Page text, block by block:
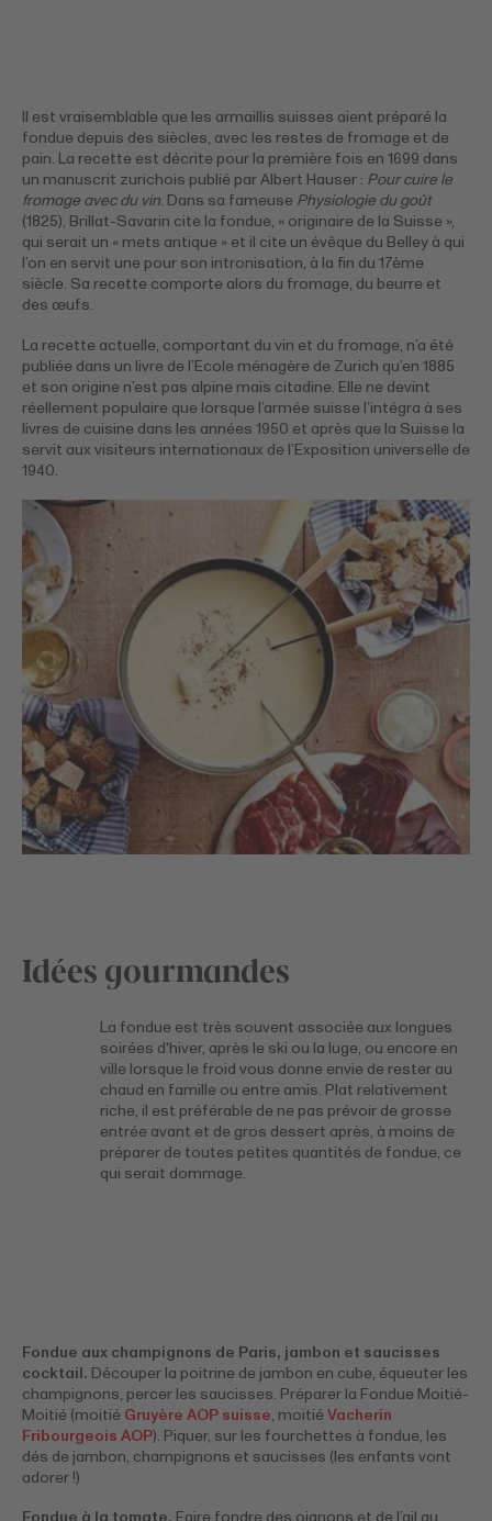
Il est vraisemblable que les armaillis suisses aient préparé la
fondue depuis des siècles, avec les restes de fromage et de
pain. La recette est décrite pour la première fois en 1699 dans
un manuscrit zurichois publié par Albert Hauser : Pour cuire le
fromage avec du vin. Dans sa fameuse Physiologie du goût
(1825), Brillat-Savarin cite la fondue, « originaire de la Suisse »,
qui serait un « mets antique » et il cite un évêque du Belley à qui
l’on en servit une pour son intronisation, à la fin du 17ème
siècle. Sa recette comporte alors du fromage, du beurre et
des œufs.
La recette actuelle, comportant du vin et du fromage, n’a été
publiée dans un livre de l’Ecole ménagère de Zurich qu’en 1885
et son origine n’est pas alpine mais citadine. Elle ne devint
réellement populaire que lorsque l’armée suisse l’intégra à ses
livres de cuisine dans les années 1950 et après que la Suisse la
servit aux visiteurs internationaux de l’Exposition universelle de
1940.
Idées gourmandes
La fondue est très souvent associée aux longues
soirées d'hiver, après le ski ou la luge, ou encore en
ville lorsque le froid vous donne envie de rester au
chaud en famille ou entre amis. Plat relativement
riche, il est préférable de ne pas prévoir de grosse
entrée avant et de gros dessert après, à moins de
préparer de toutes petites quantités de fondue, ce
qui serait dommage.
Fondue aux champignons de Paris, jambon et saucisses
cocktail. Découper la poitrine de jambon en cube, équeuter les
champignons, percer les saucisses. Préparer la Fondue Moitié-
Moitié (moitié Gruyère AOP suisse, moitié Vacherin
Fribourgeois AOP). Piquer, sur les fourchettes à fondue, les
dés de jambon, champignons et saucisses (les enfants vont
adorer !)